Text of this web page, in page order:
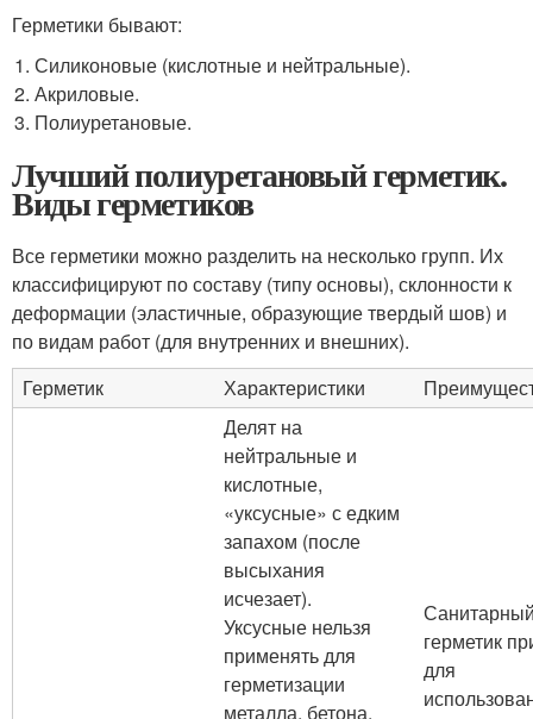
Герметики бывают:
Силиконовые (кислотные и нейтральные).
Акриловые.
Полиуретановые.
Лучший полиуретановый герметик.
Виды герметиков
Все герметики можно разделить на несколько групп. Их
классифицируют по составу (типу основы), склонности к
деформации (эластичные, образующие твердый шов) и
по видам работ (для внутренних и внешних).
Герметик
Характеристики
Делят на
нейтральные и
кислотные,
«уксусные» с едким
запахом (после
высыхания
исчезает).
Уксусные нельзя
применять для
герметизации
металла, бетона,
герметик
для